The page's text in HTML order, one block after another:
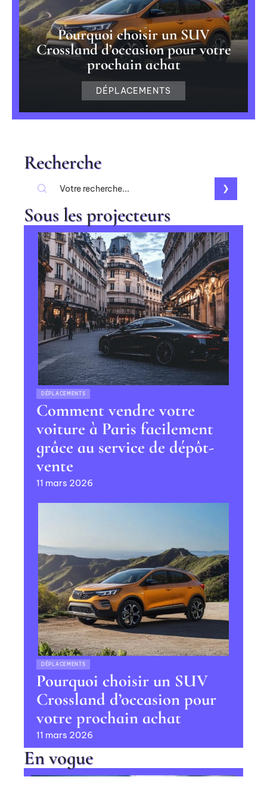
Pourquoi choisir un SUV
Crossland d’occasion pour votre
prochain achat
DÉPLACEMENTS
Recherche
Sous les projecteurs
DÉPLACEMENTS
Comment vendre votre
voiture à Paris facilement
grâce au service de dépôt-
vente
11 mars 2026
DÉPLACEMENTS
Pourquoi choisir un SUV
Crossland d’occasion pour
votre prochain achat
11 mars 2026
En vogue